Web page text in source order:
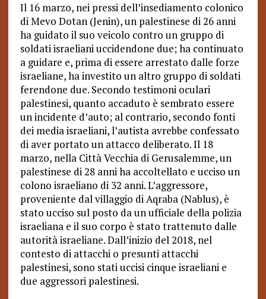
Il 16 marzo, nei pressi dell’insediamento colonico
di Mevo Dotan (Jenin), un palestinese di 26 anni
ha guidato il suo veicolo contro un gruppo di
soldati israeliani uccidendone due; ha continuato
a guidare e, prima di essere arrestato dalle forze
israeliane, ha investito un altro gruppo di soldati
ferendone due. Secondo testimoni oculari
palestinesi, quanto accaduto è sembrato essere
un incidente d’auto; al contrario, secondo fonti
dei media israeliani, l’autista avrebbe confessato
di aver portato un attacco deliberato. Il 18
marzo, nella Città Vecchia di Gerusalemme, un
palestinese di 28 anni ha accoltellato e ucciso un
colono israeliano di 32 anni. L’aggressore,
proveniente dal villaggio di Aqraba (Nablus), è
stato ucciso sul posto da un ufficiale della polizia
israeliana e il suo corpo è stato trattenuto dalle
autorità israeliane. Dall’inizio del 2018, nel
contesto di attacchi o presunti attacchi
palestinesi, sono stati uccisi cinque israeliani e
due aggressori palestinesi.